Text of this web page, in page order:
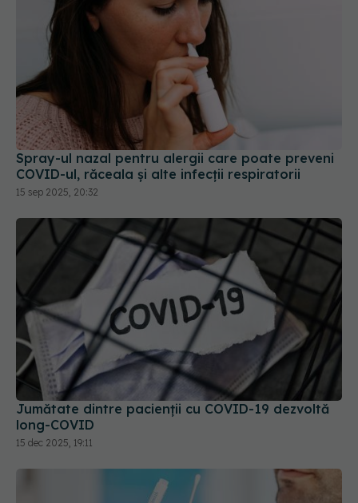
Spray-ul nazal pentru alergii care poate preveni
COVID-ul, răceala și alte infecții respiratorii
15 sep 2025, 20:32
Jumătate dintre pacienții cu COVID-19 dezvoltă
long-COVID
15 dec 2025, 19:11